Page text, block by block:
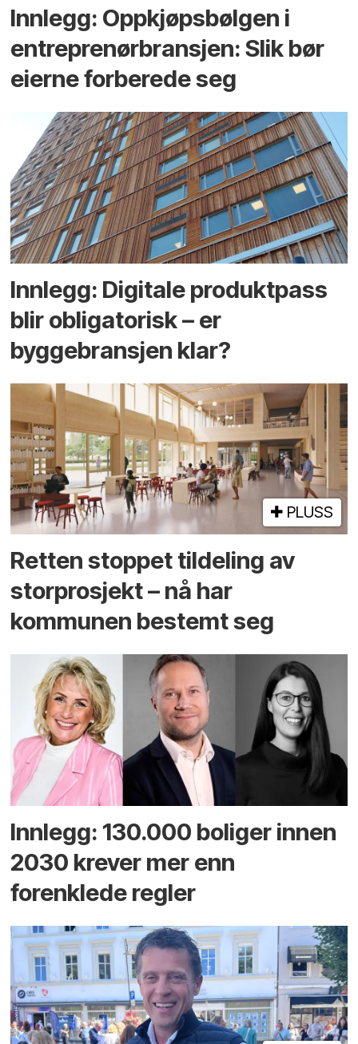
Innlegg: Oppkjøps­bølgen i
entreprenør­bransjen: Slik bør
eierne forberede seg
Innlegg: Digitale produktpass
blir obligatorisk – er
byggebransjen klar?
PLUSS
Retten stoppet tildeling av
storprosjekt – nå har
kommunen bestemt seg
Innlegg: 130.000 boliger innen
2030 krever mer enn
forenklede regler